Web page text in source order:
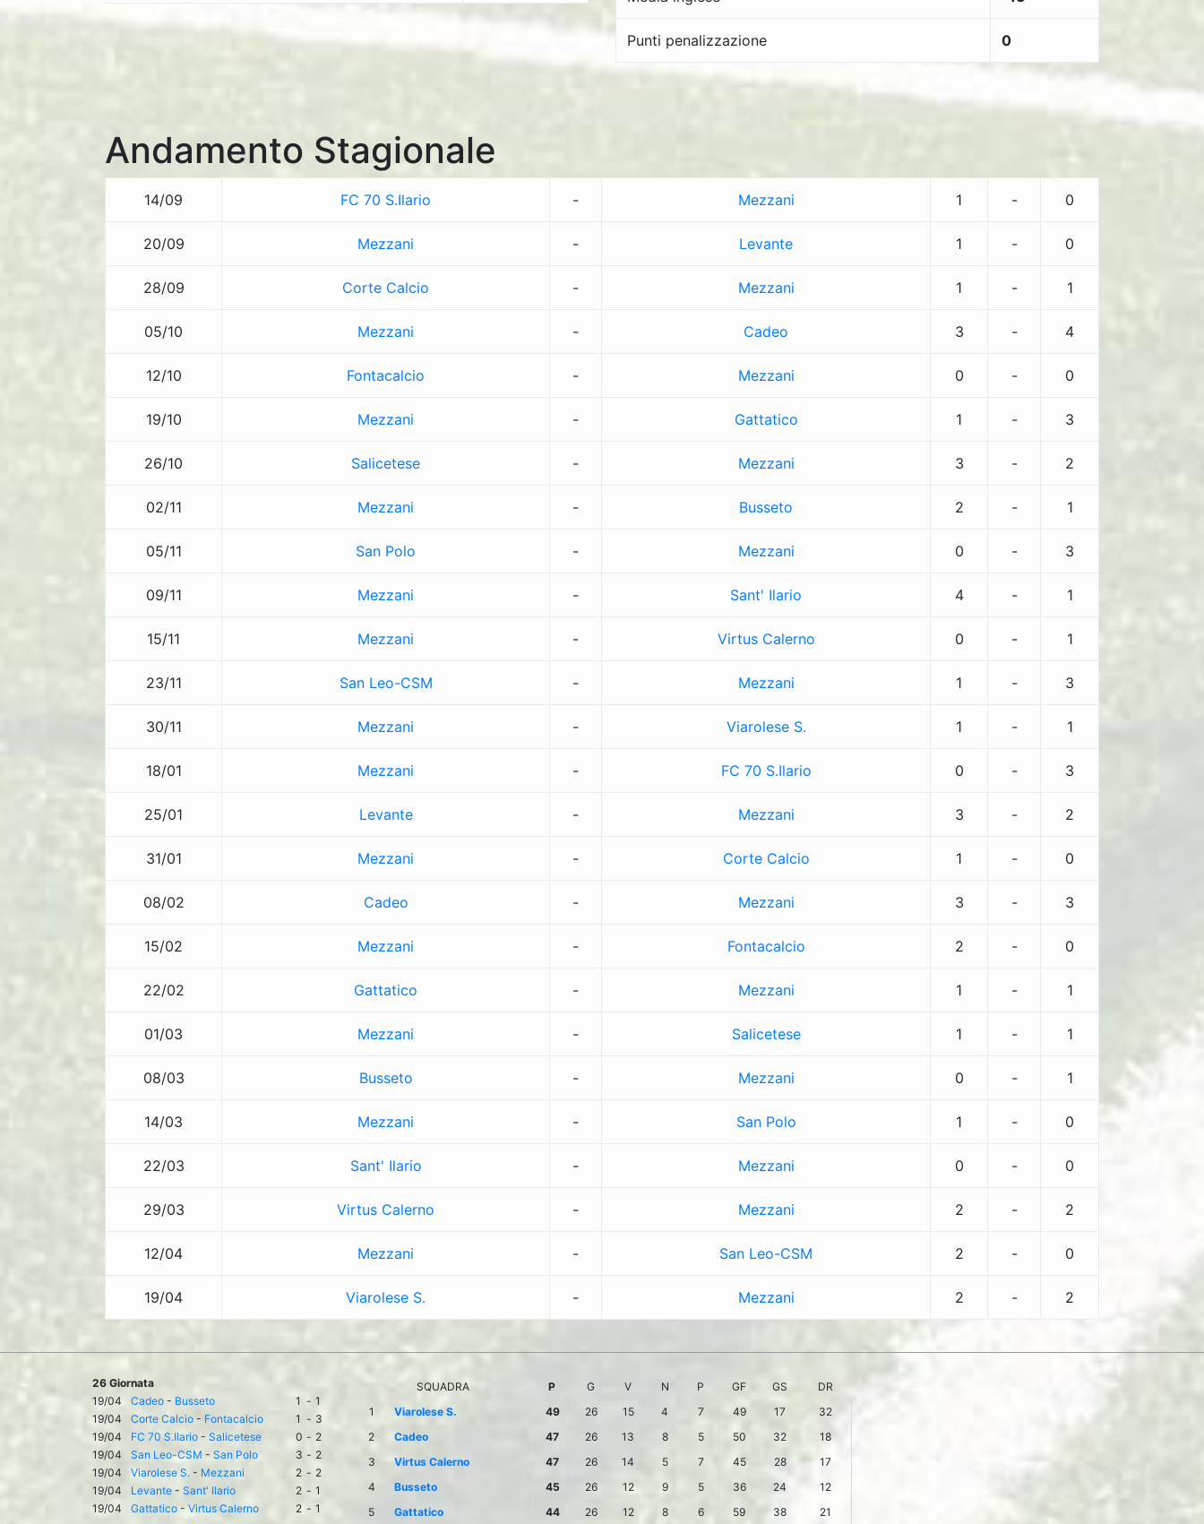
Punti penalizzazione 0
Andamento Stagionale
14/09 FC 70 S.Ilario - Mezzani 1 - 0
20/09 Mezzani - Levante 1 - 0
28/09 Corte Calcio - Mezzani 1 - 1
05/10 Mezzani - Cadeo 3 - 4
12/10 Fontacalcio - Mezzani 0 - 0
19/10 Mezzani - Gattatico 1 - 3
26/10 Salicetese - Mezzani 3 - 2
02/11 Mezzani - Busseto 2 - 1
05/11 San Polo - Mezzani 0 - 3
09/11 Mezzani - Sant' Ilario 4 - 1
15/11 Mezzani - Virtus Calerno 0 - 1
23/11 San Leo-CSM - Mezzani 1 - 3
30/11 Mezzani - Viarolese S. 1 - 1
18/01 Mezzani - FC 70 S.Ilario 0 - 3
25/01 Levante - Mezzani 3 - 2
31/01 Mezzani - Corte Calcio 1 - 0
08/02 Cadeo - Mezzani 3 - 3
15/02 Mezzani - Fontacalcio 2 - 0
22/02 Gattatico - Mezzani 1 - 1
01/03 Mezzani - Salicetese 1 - 1
08/03 Busseto - Mezzani 0 - 1
14/03 Mezzani - San Polo 1 - 0
22/03 Sant' Ilario - Mezzani 0 - 0
29/03 Virtus Calerno - Mezzani 2 - 2
12/04 Mezzani - San Leo-CSM 2 - 0
19/04 Viarolese S. - Mezzani 2 - 2
26 Giornata
19/04
Cadeo - Busseto 1 - 1
19/04
Corte Calcio - Fontacalcio 1 - 3
19/04
FC 70 S.Ilario - Salicetese 0 - 2
19/04
San Leo-CSM - San Polo 3 - 2
19/04
Viarolese S. - Mezzani 2 - 2
19/04
Levante - Sant' Ilario 2 - 1
19/04
Gattatico - Virtus Calerno 2 - 1
SQUADRA P G V N P GF GS
DR
1
Viarolese S. 49 26 15 4 7 49 17
32
2
Cadeo 47 26 13 8 5 50 32
18
3
Virtus Calerno 47 26 14 5 7 45 28
17
4
Busseto 45 26 12 9 5 36 24
12
5
Gattatico 44 26 12 8 6 59 38 21